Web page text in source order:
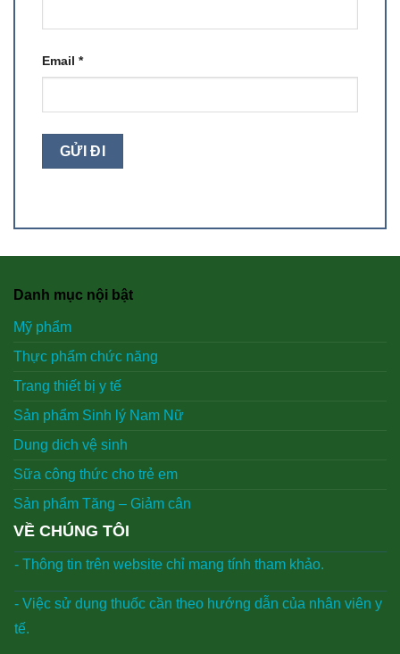
Email *
Danh mục nội bật
Mỹ phẩm
Thực phẩm chức năng
Trang thiết bị y tế
Sản phẩm Sinh lý Nam Nữ
Dung dich vệ sinh
Sữa công thức cho trẻ em
Sản phẩm Tăng – Giảm cân
VỀ CHÚNG TÔI
- Thông tin trên website chỉ mang tính tham khảo.
- Việc sử dụng thuốc cần theo hướng dẫn của nhân viên y
tế.